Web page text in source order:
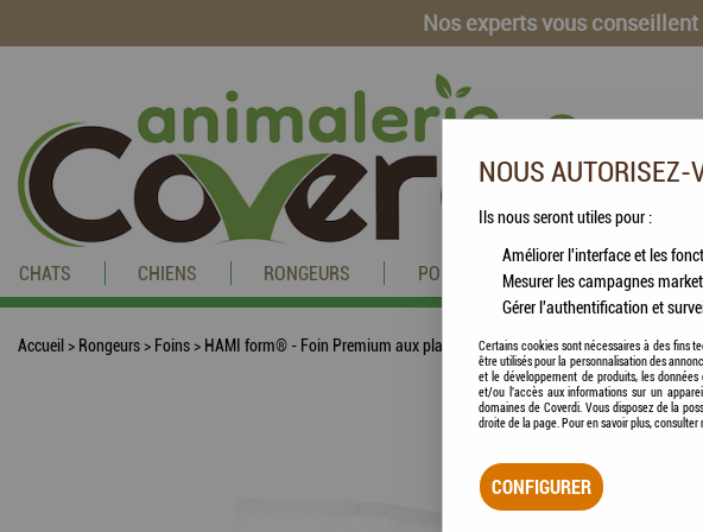
Nos experts vous
CHATS CHIENS RONGEURS POISSONS CHEVAUX
Accueil > Rongeurs> Foins> HAMI form® - Foin Premium aux plantes aromatiques
NOUS AUTORISEZ-
Ils nous seront utiles pour :
Améliorer l'interface et les
Mesurer les campagnes
Gérer l'authentification et
Certains cookies sont nécessaires à des fins
être utilisés pour la personnalisation des
et le développement de produits, les
et/ou l'accès aux informations sur un
domaines de Coverdi. Vous disposez de la
droite de la page. Pour en savoir plus, consulter
CONFIGURER